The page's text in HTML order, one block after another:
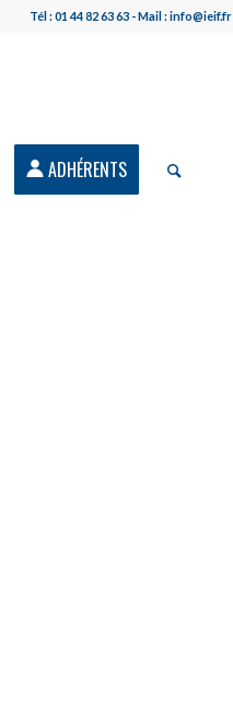
Tél : 01 44 82 63 63 - Mail : info@ieif.fr
ADHÉRENTS